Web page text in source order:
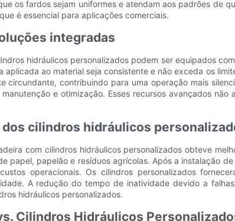
os fardos sejam uniformes e atendam aos padrões de
é essencial para aplicações comerciais.
integradas
hidráulicos personalizados podem ser equipados
ao material seja consistente e não exceda os
circundante, contribuindo para uma operação mais
e otimização. Esses recursos avançados
cilindros hidráulicos
com cilindros hidráulicos personalizados obteve
papel, papelão e resíduos agrícolas. Após a instalação
operacionais. Os cilindros personalizados
A redução do tempo de inatividade devido a
hidráulicos personalizados.
Cilindros Hidráulicos